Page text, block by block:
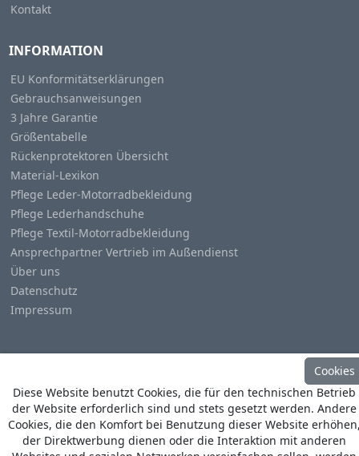
Kontakt
INFORMATION
EU Konformitätserklärungen
Gebrauchsanweisungen
3 Jahre Garantie
Größentabelle
Rückenprotektoren Übersicht
Material-Lexikon
Pflege Leder-Motorradbekleidung
Pflege Lederhandschuhe
Pflege Textil-Motorradbekleidung
Ansprechpartner Vertrieb im Außendienst
Über uns
Datenschutz
Impressum
© CopyrightHeino Büse MX Import GmbH. All Rights
Reserved
Cookies
Diese Website benutzt Cookies, die für den technischen Betrieb
der Website erforderlich sind und stets gesetzt werden. Andere
Cookies, die den Komfort bei Benutzung dieser Website
der Direktwerbung dienen oder die Interaktion mit anderen